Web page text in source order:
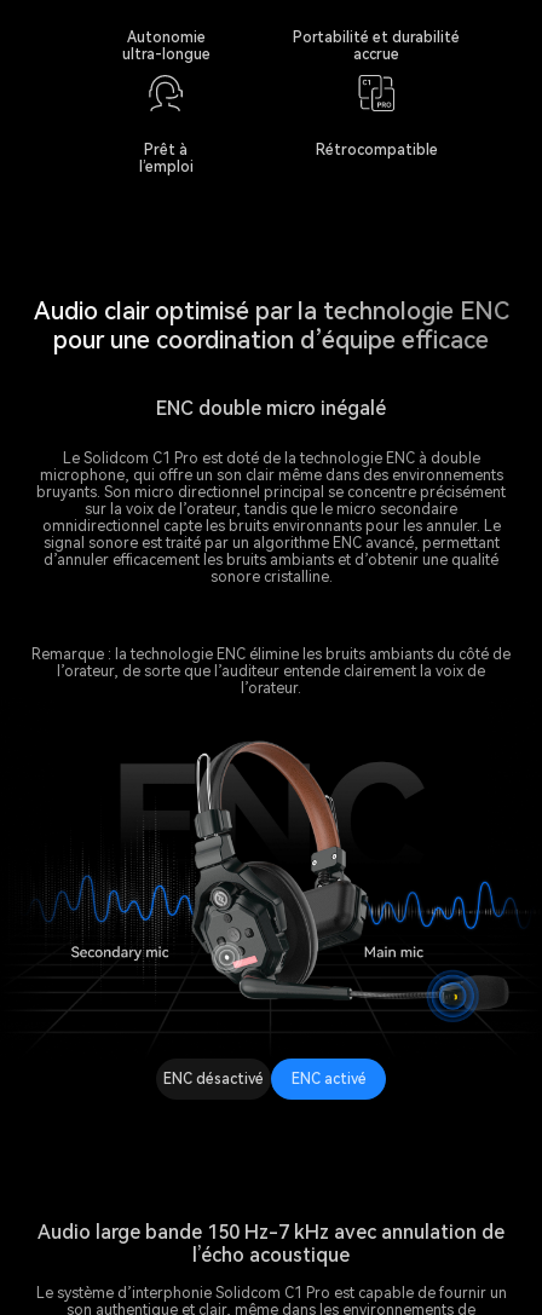
Autonomie
ultra-longue
Portabilité et durabilité
accrue
Prêt à
l’emploi
Rétrocompatible
Audio clair optimisé par la technologie ENC
pour une coordination d’équipe efficace
ENC double micro inégalé
Le Solidcom C1 Pro est doté de la technologie ENC à double
microphone, qui offre un son clair même dans des environnements
bruyants. Son micro directionnel principal se concentre précisément
sur la voix de l’orateur, tandis que le micro secondaire
omnidirectionnel capte les bruits environnants pour les annuler. Le
signal sonore est traité par un algorithme ENC avancé, permettant
d’annuler efficacement les bruits ambiants et d’obtenir une qualité
sonore cristalline.
Remarque : la technologie ENC élimine les bruits ambiants du côté de
l’orateur, de sorte que l’auditeur entende clairement la voix de
l’orateur.
ENC désactivé ENC activé
Audio large bande 150 Hz-7 kHz avec annulation de
l’écho acoustique
Le système d’interphonie Solidcom C1 Pro est capable de fournir un
son authentique et clair, même dans les environnements de